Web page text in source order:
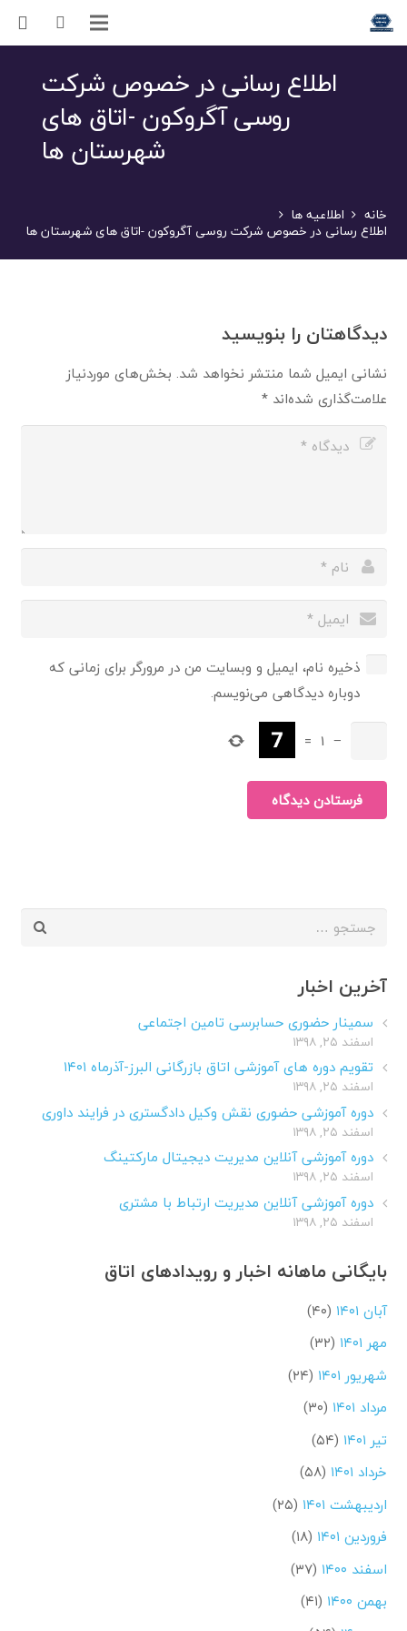
اطلاع رسانی در خصوص شرکت
روسی آگروکون -اتاق های
شهرستان ها
خانه اطلاعیه ها
اطلاع رسانی در خصوص شرکت روسی آگروکون -اتاق های شهرستان ها
دیدگاهتان را بنویسید
نشانی ایمیل شما منتشر نخواهد شد. بخش‌های موردنیاز
علامت‌گذاری شده‌اند*
ذخیره نام، ایمیل و وبسایت من در مرورگر برای زمانی که
دوباره دیدگاهی می‌نویسم.
−
1
=
فرستادن دیدگاه
جستجو
آخرین اخبار
سمینار حضوری حسابرسی تامین اجتماعی
اسفند ۲۵, ۱۳۹۸
تقویم دوره های آموزشی اتاق بازرگانی البرز-آذرماه ۱۴۰۱
اسفند ۲۵, ۱۳۹۸
دوره آموزشی حضوری نقش وکیل دادگستری در فرایند داوری
اسفند ۲۵, ۱۳۹۸
دوره آموزشی آنلاین مدیریت دیجیتال مارکتینگ
اسفند ۲۵, ۱۳۹۸
دوره آموزشی آنلاین مدیریت ارتباط با مشتری
اسفند ۲۵, ۱۳۹۸
بایگانی ماهانه اخبار و رویدادهای اتاق
آبان ۱۴۰۱
(۴۰)
مهر ۱۴۰۱
(۳۲)
شهریور ۱۴۰۱
(۲۴)
مرداد ۱۴۰۱
(۳۰)
تیر ۱۴۰۱
(۵۴)
خرداد ۱۴۰۱
(۵۸)
اردیبهشت ۱۴۰۱
(۲۵)
فروردین ۱۴۰۱
(۱۸)
اسفند ۱۴۰۰
(۳۷)
بهمن ۱۴۰۰
(۴۱)